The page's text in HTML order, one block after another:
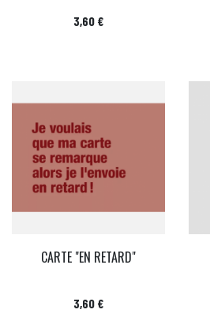
Prix
3,60 €
CARTE "EN RETARD"
Prix
3,60 €